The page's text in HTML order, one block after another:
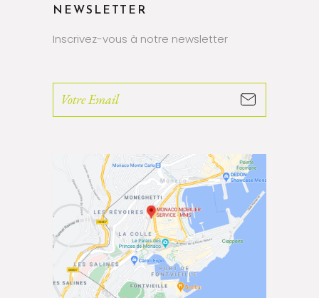
NEWSLETTER
Inscrivez-vous à notre newsletter